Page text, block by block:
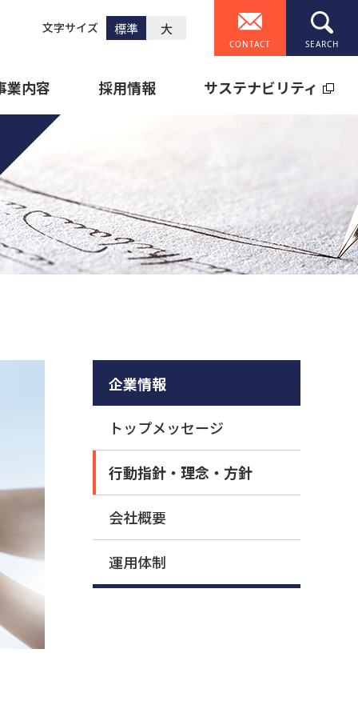
文字サイズ 標準 大
CONTACT
業内容 採用情報 サステナビリティ
企業情報
トップメッセージ
行動指針・理念・方針
会社概要
運用体制